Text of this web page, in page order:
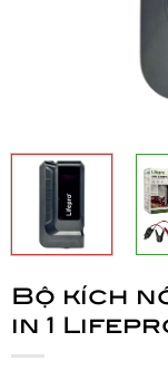
Bộ kích
in 1